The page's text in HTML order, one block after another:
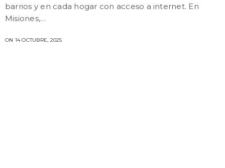
barrios y en cada hogar con acceso a internet. En
Misiones,…
ON 14 OCTUBRE, 2025